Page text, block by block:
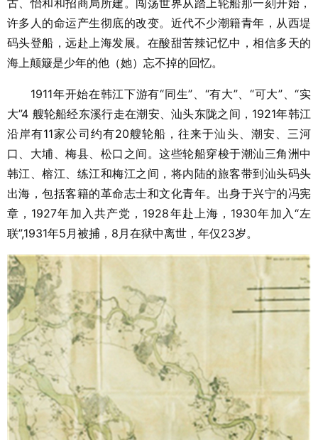
古、怡和和招商局所建。闯荡世界从踏上轮船那一刻开始，
许多人的命运产生彻底的改变。近代不少潮籍青年，从西堤
码头登船，远赴上海发展。在酸甜苦辣记忆中，相信多天的
海上颠簸是少年的他（她）忘不掉的回忆。
1911年开始在韩江下游有“同生”、“有大”、“可大”、“实
大”4 艘轮船经东溪行走在潮安、汕头东陇之间，1921年韩江
沿岸有11家公司约有20艘轮船，往来于汕头、潮安、三河
口、大埔、梅县、松口之间。这些轮船穿梭于潮汕三角洲中
韩江、榕江、练江和梅江之间，将内陆的旅客带到汕头码头
出海，包括客籍的革命志士和文化青年。出身于兴宁的冯宪
章，1927年加入共产党，1928年赴上海，1930年加入“左
联”,1931年5月被捕，8月在狱中离世，年仅23岁。